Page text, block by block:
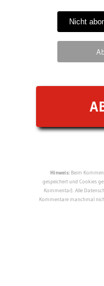
Hinweis:Beim
gespeichert und Cookies
Kommentar). Alle
Kommentare manchmal